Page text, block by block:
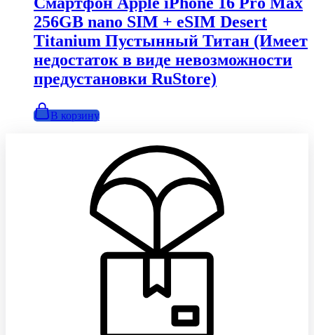
256GB nano SIM + eSIM Desert
Titanium Пустынный Титан (Имеет
недостаток в виде невозможности
предустановки RuStore)
В корзину